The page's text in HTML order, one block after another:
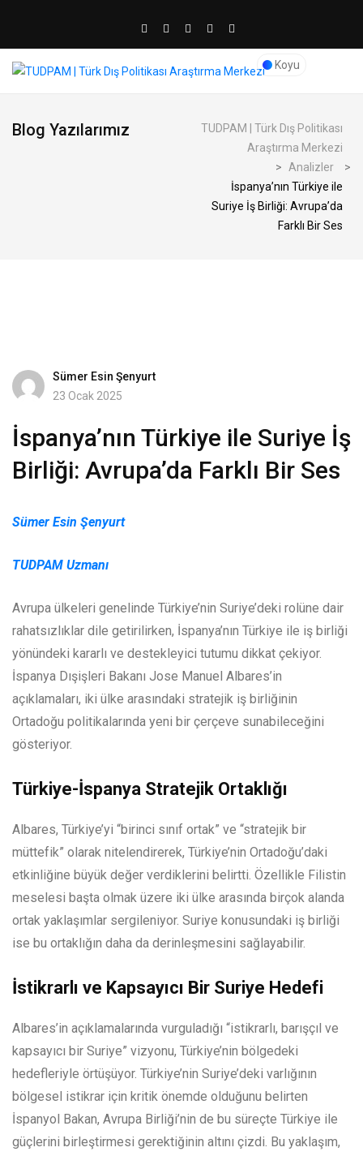
Koyu
Blog Yazılarımız
TUDPAM | Türk Dış Politikası
Araştırma Merkezi
> Analizler
>
İspanya’nın Türkiye ile
Suriye İş Birliği: Avrupa’da
Farklı Bir Ses
Sümer Esin Şenyurt
23 Ocak 2025
İspanya’nın Türkiye ile Suriye İş
Birliği: Avrupa’da Farklı Bir Ses
Sümer Esin Şenyurt
TUDPAM Uzmanı
Avrupa ülkeleri genelinde Türkiye’nin Suriye’deki rolüne dair
rahatsızlıklar dile getirilirken, İspanya’nın Türkiye ile iş birliği
yönündeki kararlı ve destekleyici tutumu dikkat çekiyor.
İspanya Dışişleri Bakanı Jose Manuel Albares’in
açıklamaları, iki ülke arasındaki stratejik iş birliğinin
Ortadoğu politikalarında yeni bir çerçeve sunabileceğini
gösteriyor.
Türkiye-İspanya Stratejik Ortaklığı
Albares, Türkiye’yi “birinci sınıf ortak” ve “stratejik bir
müttefik” olarak nitelendirerek, Türkiye’nin Ortadoğu’daki
etkinliğine büyük değer verdiklerini belirtti. Özellikle Filistin
meselesi başta olmak üzere iki ülke arasında birçok alanda
ortak yaklaşımlar sergileniyor. Suriye konusundaki iş birliği
ise bu ortaklığın daha da derinleşmesini sağlayabilir.
İstikrarlı ve Kapsayıcı Bir Suriye Hedefi
Albares’in açıklamalarında vurguladığı “istikrarlı, barışçıl ve
kapsayıcı bir Suriye” vizyonu, Türkiye’nin bölgedeki
hedefleriyle örtüşüyor. Türkiye’nin Suriye’deki varlığının
bölgesel istikrar için kritik önemde olduğunu belirten
İspanyol Bakan, Avrupa Birliği’nin de bu süreçte Türkiye ile
güçlerini birleştirmesi gerektiğinin altını çizdi. Bu yaklaşım,